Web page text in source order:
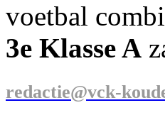
voetbal
3e Klasse A
redactie@vck-